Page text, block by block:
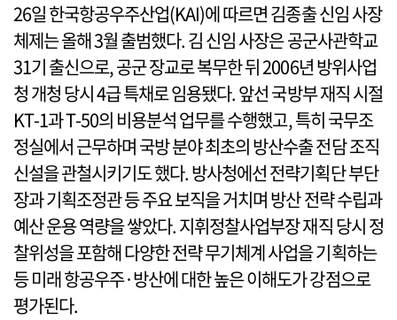
26일 한국항공우주산업(KAI)에 따르면 김종출 신임 사장
체제는 올해 3월 출범했다. 김 신임 사장은 공군사관학교
31기 출신으로, 공군 장교로 복무한 뒤 2006년 방위사업
청 개청 당시 4급 특채로 임용됐다. 앞선 국방부 재직 시절
KT-1과 T-50의 비용분석 업무를 수행했고, 특히 국무조
정실에서 근무하며 국방 분야 최초의 방산수출 전담 조직
신설을 관철시키기도 했다. 방사청에선 전략기획단 부단
장과 기획조정관 등 주요 보직을 거치며 방산 전략 수립과
예산 운용 역량을 쌓았다. 지휘정찰사업부장 재직 당시 정
찰위성을 포함해 다양한 전략 무기체계 사업을 기획하는
등 미래 항공우주·방산에 대한 높은 이해도가 강점으로
평가된다.